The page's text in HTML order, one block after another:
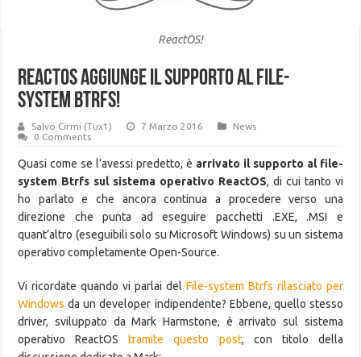
ReactOS!
ReactOS aggiunge il supporto al File-
System Btrfs!
Salvo Cirmi (Tux1) 7 Marzo 2016
News
0 Comments
Quasi come se l’avessi predetto, è arrivato il supporto al file-
system Btrfs sul sistema operativo ReactOS, di cui tanto vi
ho parlato e che ancora continua a procedere verso una
direzione che punta ad eseguire pacchetti .EXE, .MSI e
quant’altro (eseguibili solo su Microsoft Windows) su un sistema
operativo completamente Open-Source.
Vi ricordate quando vi parlai del File-system Btrfs rilasciato per
Windows da un developer indipendente? Ebbene, quello stesso
driver, sviluppato da Mark Harmstone, è arrivato sul sistema
operativo ReactOStramite questo post, con titolo della